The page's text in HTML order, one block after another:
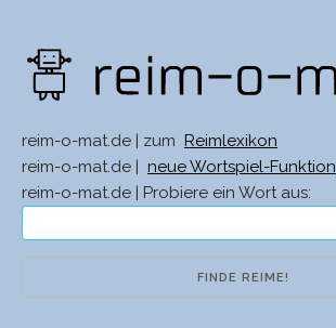
reim-o-mat.de | zum
Reimlexikon
reim-o-mat.de |
neue Wortspiel-Funktion
reim-o-mat.de | Probiere ein Wort aus: